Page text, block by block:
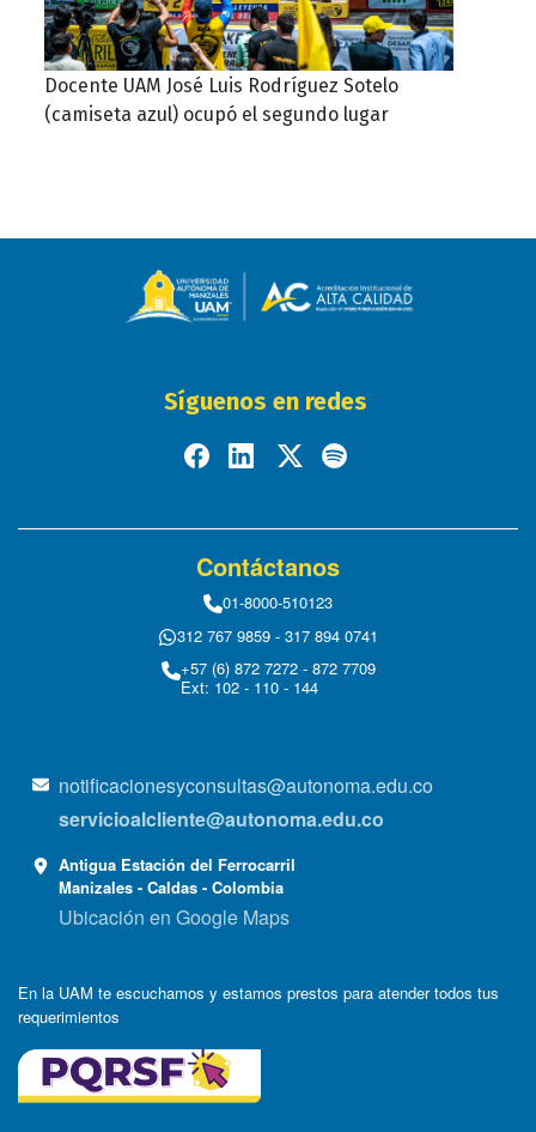
Docente UAM José Luis Rodríguez Sotelo
(camiseta azul) ocupó el segundo lugar
Síguenos en redes
Contáctanos
01-8000-510123
312 767 9859 - 317 894 0741
+57 (6) 872 7272 - 872 7709
Ext: 102 - 110 - 144
notificacionesyconsultas@autonoma.edu.co
servicioalcliente@autonoma.edu.co
Antigua Estación del Ferrocarril
Manizales - Caldas - Colombia
Ubicación en Google Maps
En la UAM te escuchamos y estamos prestos para atender todos tus
requerimientos